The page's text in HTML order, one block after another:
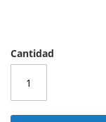
Cantidad